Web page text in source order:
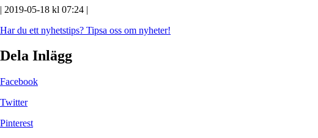
| 2019-05-18 kl 07:24 |
Har du ett nyhetstips? Tipsa oss om nyheter!
Dela Inlägg
Facebook
Twitter
Pinterest